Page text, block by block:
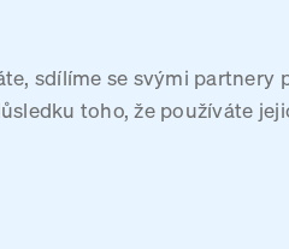
sdílíme se svými partnery
toho, že používáte